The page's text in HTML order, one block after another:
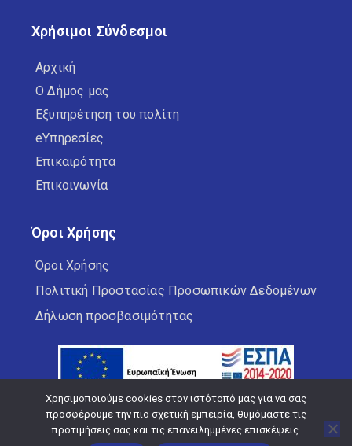
Χρήσιμοι Σύνδεσμοι
Αρχική
Ο Δήμος μας
Εξυπηρέτηση του πολίτη
eΥπηρεσίες
Επικαιρότητα
Επικοινωνία
Όροι Χρήσης
Όροι Χρήσης
Πολιτική Προστασίας Προσωπικών Δεδομένων
Δήλωση προσβασιμότητας
Χρησιμοποιούμε cookies στον ιστότοπό μας για να σας
προσφέρουμε την πιο σχετική εμπειρία, θυμόμαστε τις
προτιμήσεις σας και τις επανειλημμένες επισκέψεις.